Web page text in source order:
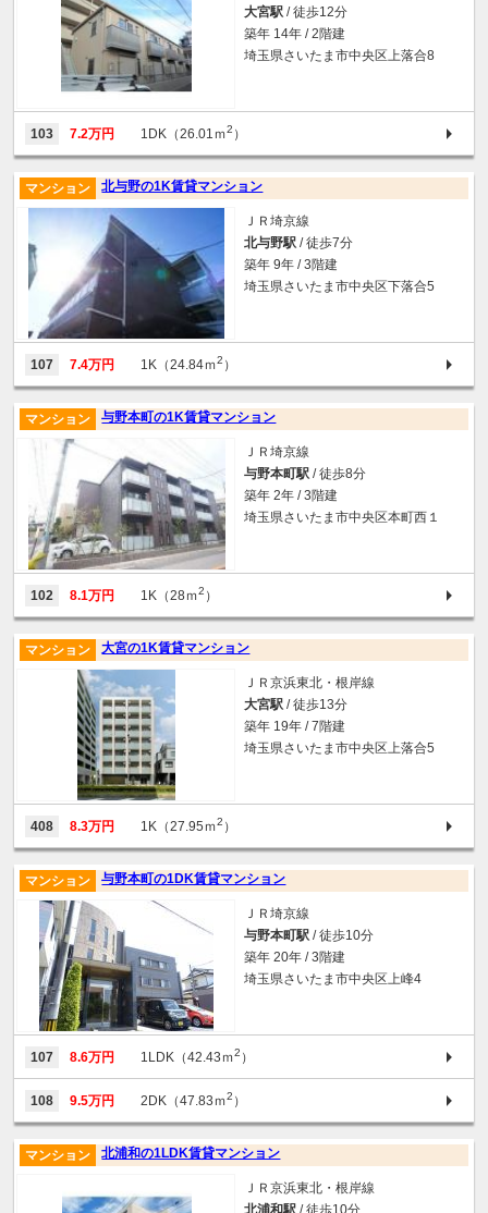
大宮駅 / 徒歩12分
築年 14年 / 2階建
埼玉県さいたま市中央区上落合8
103 7.2万円 1DK（26.01ｍ2 ）
北与野の1K賃貸マンション
マンション
ＪＲ埼京線
北与野駅 / 徒歩7分
築年 9年 / 3階建
埼玉県さいたま市中央区下落合5
107 7.4万円 1K（24.84ｍ2 ）
与野本町の1K賃貸マンション
マンション
ＪＲ埼京線
与野本町駅 / 徒歩8分
築年 2年 / 3階建
埼玉県さいたま市中央区本町西１
102 8.1万円 1K（28ｍ2 ）
大宮の1K賃貸マンション
マンション
ＪＲ京浜東北・根岸線
大宮駅 / 徒歩13分
築年 19年 / 7階建
埼玉県さいたま市中央区上落合5
408 8.3万円 1K（27.95ｍ2 ）
与野本町の1DK賃貸マンション
マンション
ＪＲ埼京線
与野本町駅 / 徒歩10分
築年 20年 / 3階建
埼玉県さいたま市中央区上峰4
107 8.6万円 1LDK（42.43ｍ2 ）
108 9.5万円 2DK（47.83ｍ2 ）
北浦和の1LDK賃貸マンション
マンション
ＪＲ京浜東北・根岸線